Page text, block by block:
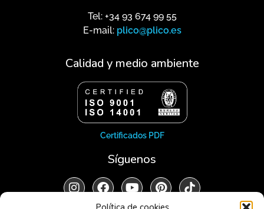
Tel: +34 93 674 99 55
E-mail: plico@plico.es
Calidad y medio ambiente
Certificados PDF
Síguenos